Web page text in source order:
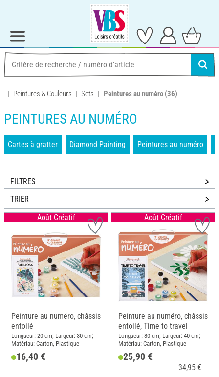
Peintures & Couleurs Sets Peintures au numéro (36)
PEINTURES AU NUMÉRO
Cartes à gratter Diamond Painting Peintures au numéro
FILTRES
TRIER
Août Créatif
Peinture au numéro, châssis
entoilé
Longueur: 20 cm; Largeur: 30 cm;
Matériau: Carton, Plastique
16,40 €
Août Créatif
Peinture au numéro, châssis
entoilé, Time to travel
Longueur: 30 cm; Largeur: 40 cm;
Matériau: Carton, Plastique
25,90 €
34,95 €